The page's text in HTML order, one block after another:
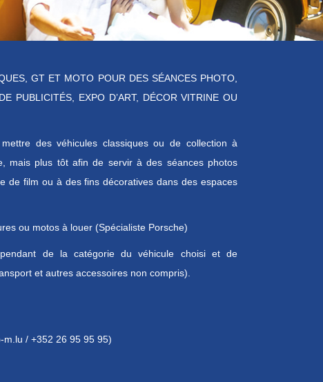
GT ET MOTO POUR DES SÉANCES PHOTO,
PUBLICITÉS, EXPO D’ART, DÉCOR VITRINE OU
des véhicules classiques ou de collection à
mais plus tôt afin de servir à des séances photos
de film ou à des fins décoratives dans des espaces
ou motos à louer (Spécialiste Porsche)
de la catégorie du véhicule choisi et de
et autres accessoires non compris).
/ +352 26 95 95 95)